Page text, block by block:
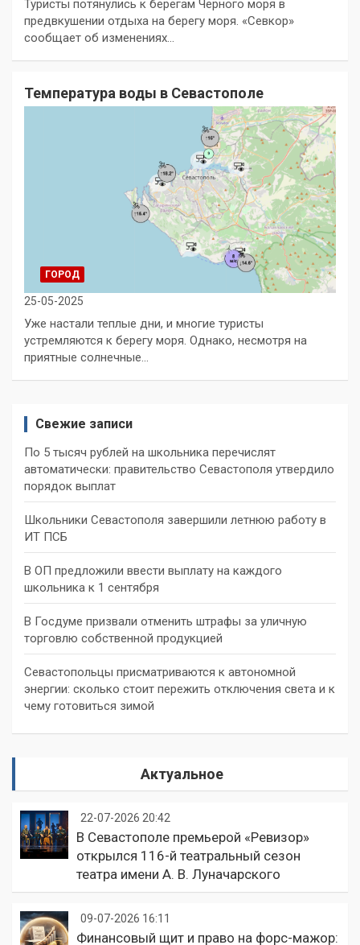
Туристы потянулись к берегам Черного моря в
предвкушении отдыха на берегу моря. «Севкор»
сообщает об изменениях…
Температура воды в Севастополе
ГОРОД
25-05-2025
Уже настали теплые дни, и многие туристы
устремляются к берегу моря. Однако, несмотря на
приятные солнечные…
Свежие записи
По 5 тысяч рублей на школьника перечислят
автоматически: правительство Севастополя утвердило
порядок выплат
Школьники Севастополя завершили летнюю работу в
ИТ ПСБ
В ОП предложили ввести выплату на каждого
школьника к 1 сентября
В Госдуме призвали отменить штрафы за уличную
торговлю собственной продукцией
Севастопольцы присматриваются к автономной
энергии: сколько стоит пережить отключения света и к
чему готовиться зимой
Актуальное
22-07-2026 20:42
В Севастополе премьерой «Ревизор»
открылся 116-й театральный сезон
театра имени А. В. Луначарского
09-07-2026 16:11
Финансовый щит и право на форс-мажор: